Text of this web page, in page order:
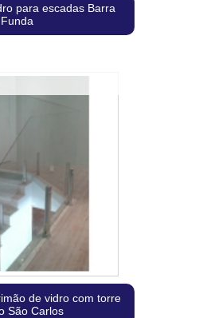
para escadas Barra
Funda
de vidro com torre
São Carlos